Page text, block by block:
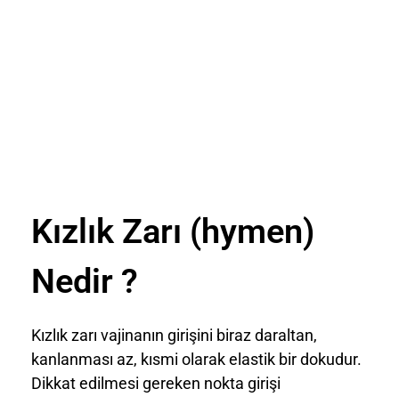
Kızlık Zarı (hymen)
Nedir ?
Kızlık zarı vajinanın girişini biraz daraltan,
kanlanması az, kısmi olarak elastik bir dokudur.
Dikkat edilmesi gereken nokta girişi